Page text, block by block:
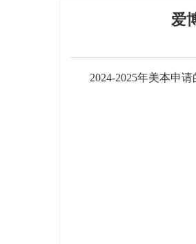
爱
2024-2025年美本申